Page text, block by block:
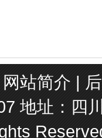
网站简介 |
地址：四